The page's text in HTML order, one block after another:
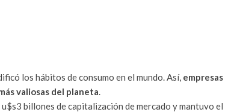
los hábitos de consumo en el mundo. Así, empresas
valiosas del planeta.
billones de capitalización de mercado y mantuvo el